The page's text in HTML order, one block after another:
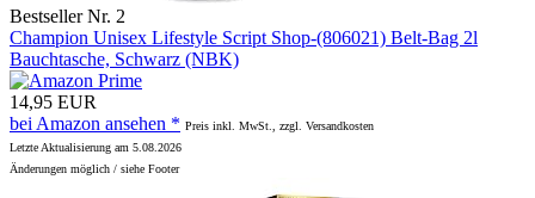
Bestseller Nr. 2
Champion Unisex Lifestyle Script Shop-(806021) Belt-Bag 2l
Bauchtasche, Schwarz (NBK)
14,95 EUR
bei Amazon ansehen * Preis inkl. MwSt., zzgl. Versandkosten
Letzte Aktualisierung am 5.08.2026
Änderungen möglich / siehe Footer